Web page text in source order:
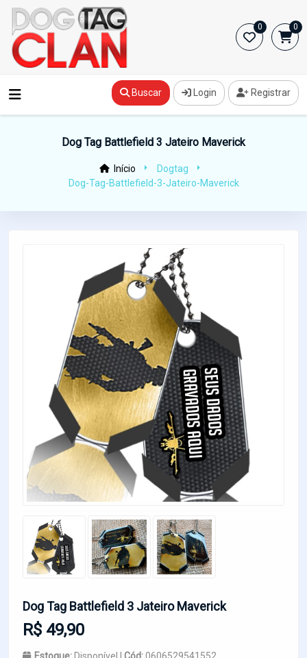
0 0
Buscar Login Registrar
Dog Tag Battlefield 3 Jateiro Maverick
Início
Dogtag
Dog-Tag-Battlefield-3-Jateiro-Maverick
Dog Tag Battlefield 3 Jateiro Maverick
R$ 49,90
Estoque: Disponível | Cód:0606529541552